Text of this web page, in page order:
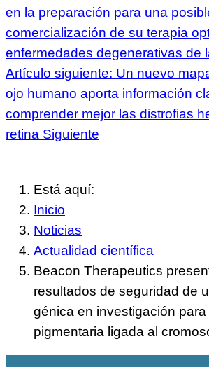
en la preparación para una
comercialización de su terapia
enfermedades degenerativas de
Artículo siguiente: Un nuevo
ojo humano aporta información
comprender mejor las distrofias
retina Siguiente
Está aquí:
Inicio
Noticias
Actualidad científica
Beacon Therapeutics
resultados de seguridad de
génica en investigación para
pigmentaria ligada al